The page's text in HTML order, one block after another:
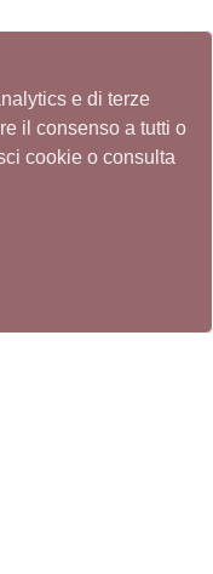
e di terze
il consenso a tutti o
cookie o consulta